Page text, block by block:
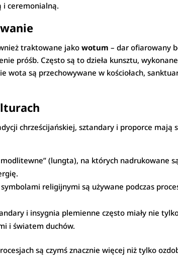
i ceremonialną.
traktowane jakowotum – dar ofiarowany
próśb. Często są to dzieła kunsztu,
wota są przechowywane w kościołach,
chrześcijańskiej, sztandary i proporce
(lungta), na których nadrukowane
religijnymi są używane podczas
i insygnia plemienne często miały nie
i światem duchów.
są czymś znacznie więcej niż tylko